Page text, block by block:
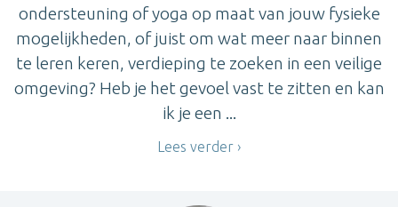
ondersteuning of yoga op maat van jouw fysieke
mogelijkheden, of juist om wat meer naar binnen
te leren keren, verdieping te zoeken in een veilige
omgeving? Heb je het gevoel vast te zitten en kan
ik je een ...
Lees verder